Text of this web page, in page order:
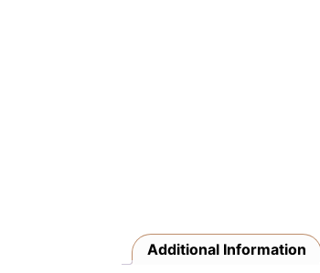
Additional Information